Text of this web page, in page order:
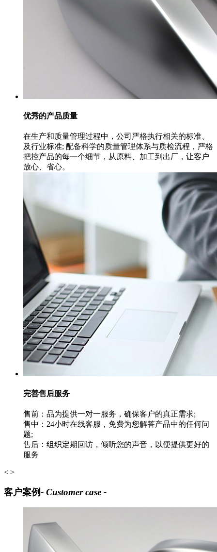
优秀的产品质量
在生产和质量管理过程中，公司严格执行相关的标准、
及行业标准; 配备科学的质量管理体系与质检流程，严格
把控产品的每一个细节，从原料、加工到出厂，让客户
放心、省心。
完善售后服务
售前：品为提供一对一服务，确保客户的真正需求;
售中：24小时在线客服，免费为您解答产品中的任何问
题;
售后：组织定期回访，倾听您的声音，以便提供更好的
服务
< >
客户案例- Customer case -